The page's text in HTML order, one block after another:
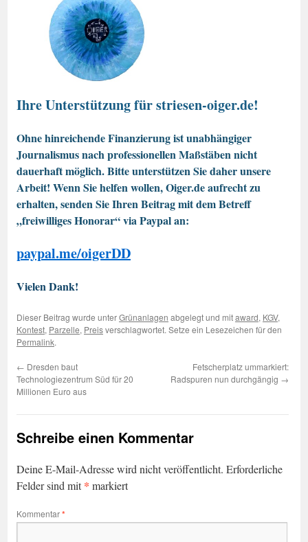
Ihre Unterstützung für striesen-oiger.de!
Ohne hinreichende Finanzierung ist unabhängiger
Journalismus nach professionellen Maßstäben nicht
dauerhaft möglich. Bitte unterstützen Sie daher unsere
Arbeit! Wenn Sie helfen wollen, Oiger.de aufrecht zu
erhalten, senden Sie Ihren Beitrag mit dem Betreff
„freiwilliges Honorar“ via Paypal an:
paypal.me/oigerDD
Vielen Dank!
Dieser Beitrag wurde unterGrünanlagen abgelegt und mitaward, KGV,
Kontest, Parzelle, Preisverschlagwortet. Setze ein Lesezeichen für den
Permalink.
← Dresden baut
Technologiezentrum Süd für 20
Millionen Euro aus
Fetscherplatz ummarkiert:
Radspuren nun durchgängig →
Schreibe einen Kommentar
Deine E-Mail-Adresse wird nicht veröffentlicht. Erforderliche
Felder sind mit* markiert
Kommentar*